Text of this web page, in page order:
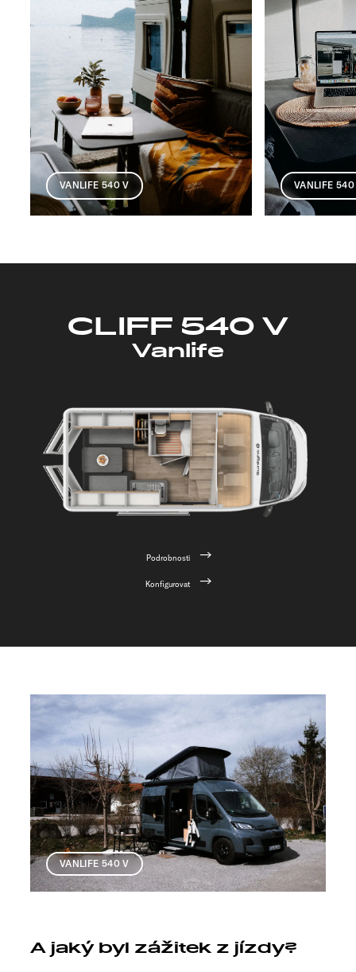
VANLIFE 540 V VANLIFE
CLIFF 540 V
Vanlife
Podrobnosti
Konfigurovat
VANLIFE 540 V
A jaký byl zážitek z jízdy?